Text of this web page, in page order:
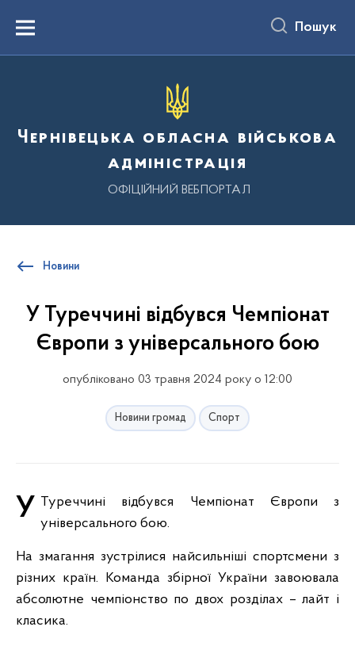
вмістуMenu Пошук
Чернівецька обласна військова
адміністрація
ОФІЦІЙНИЙ ВЕБПОРТАЛ
Новини
У Туреччині відбувся Чемпіонат
Європи з універсального бою
опубліковано 03 травня 2024 року о 12:00
Новини громад Спорт
У Туреччині відбувся Чемпіонат Європи з універсального бою.
На змагання зустрілися найсильніші спортсмени з
різних країн. Команда збірної України завоювала
абсолютне чемпіонство по двох розділах – лайт і
класика.